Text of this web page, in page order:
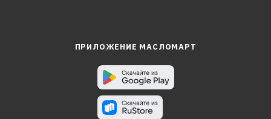
ПРИЛОЖЕНИЕ МАСЛОМАРТ